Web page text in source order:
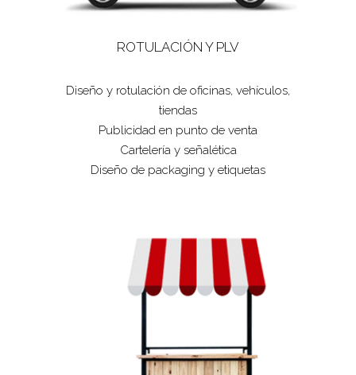
ROTULACIÓN Y PLV
Diseño y rotulación de oficinas, vehículos,
tiendas
Publicidad en punto de venta
Cartelería y señalética
Diseño de packaging y etiquetas